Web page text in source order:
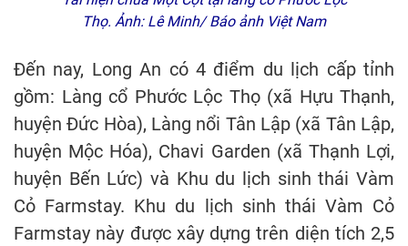
Thọ. Ảnh: Lê Minh/ Báo ảnh Việt Nam
Đến nay, Long An có 4 điểm du lịch cấp tỉnh
gồm: Làng cổ Phước Lộc Thọ (xã Hựu Thạnh,
huyện Đức Hòa), Làng nổi Tân Lập (xã Tân Lập,
huyện Mộc Hóa), Chavi Garden (xã Thạnh Lợi,
huyện Bến Lức) và Khu du lịch sinh thái Vàm
Cỏ Farmstay. Khu du lịch sinh thái Vàm Cỏ
Farmstay này được xây dựng trên diện tích 2,5